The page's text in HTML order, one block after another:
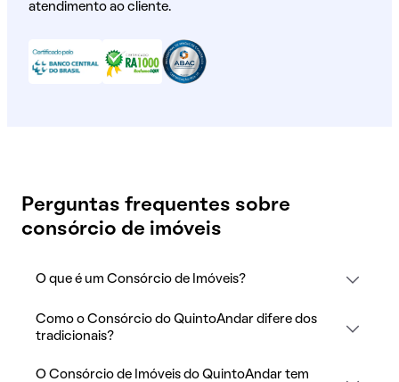
atendimento ao cliente.
Perguntas frequentes sobre
consórcio de imóveis
O que é um Consórcio de Imóveis?
Como o Consórcio do QuintoAndar difere dos
tradicionais?
O Consórcio de Imóveis do QuintoAndar tem